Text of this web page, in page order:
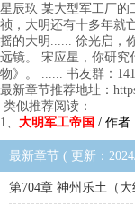
星辰玖 某大型军工厂的
祯，大明还有十多年就
摇的大明...... 徐光启，
远镜。 宋应星，你研究
物》。 ...... 书友群：
最新章节推荐地址：
类似推荐阅读：
1、 大明军工帝国 / 作者
最新章节 ( 更新：
第704章 神州乐土（大